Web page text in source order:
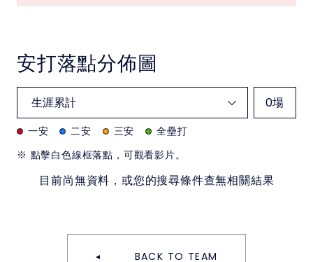
安打落點分佈圖
0場
一安 二安 三安
全壘打
※ 點擊白色線框落點，可觀看影片。
目前尚無資料，或您的搜尋條件查無相關結果
BACK TO TEAM